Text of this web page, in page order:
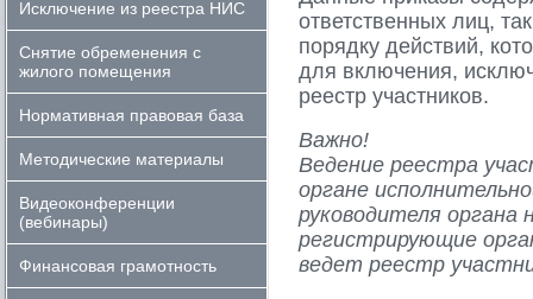
Исключение из реестра НИС
Снятие обременения с
жилого помещения
Нормативная правовая база
Методические материалы
Видеоконференции
(вебинары)
Финансовая грамотность
ответственных лиц,
порядку действий,
для включения,
реестр участников.
Важно!
Ведение реестра
органе
руководителя
регистрирующие
ведет реестр